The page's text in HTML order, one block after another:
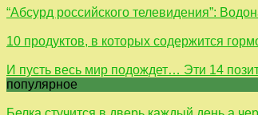
“Абсурд российского телевидения”:
10 продуктов, в которых содержится
И пусть весь мир подождет… Эти 14
популярное